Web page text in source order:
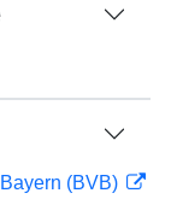
(BVB)